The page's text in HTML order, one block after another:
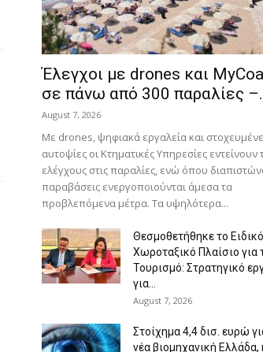
Έλεγχοι με drones και
σε πάνω από 300 παραλίες
August 7, 2026
Με drones, ψηφιακά εργαλεία και
αυτοψίες οι Κτηματικές Υπηρεσίες εντείνουν
ελέγχους στις παραλίες, ενώ όπου
παραβάσεις ενεργοποιούνται άμεσα τα
προβλεπόμενα μέτρα. Τα υψηλότερα...
Θεσμοθετήθηκε το Ειδικό
Χωροταξικό Πλαίσιο για
Τουρισμό: Στρατηγικό
για...
August 7, 2026
Στοίχημα 4,4 δισ. ευρώ
νέα βιομηχανική Ελλάδα,